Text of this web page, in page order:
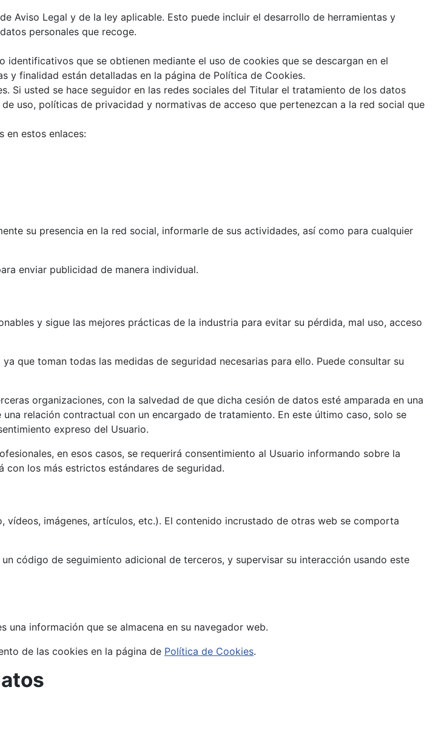
Aviso Legal y de la ley aplicable. Esto puede incluir el desarrollo de herramientas y
personales que recoge.
que se obtienen mediante el uso de cookies que se descargan en el
y finalidad están detalladas en la página de Política de Cookies.
Si usted se hace seguidor en las redes sociales del Titular el tratamiento de los datos
uso, políticas de privacidad y normativas de acceso que pertenezcan a la red social que
en estos enlaces:
su presencia en la red social, informarle de sus actividades, así como para cualquier
enviar publicidad de manera individual.
y sigue las mejores prácticas de la industria para evitar su pérdida, mal uso, acceso
que toman todas las medidas de seguridad necesarias para ello. Puede consultar su
organizaciones, con la salvedad de que dicha cesión de datos esté amparada en una
relación contractual con un encargado de tratamiento. En este último caso, solo se
expreso del Usuario.
en esos casos, se requerirá consentimiento al Usuario informando sobre la
los más estrictos estándares de seguridad.
imágenes, artículos, etc.). El contenido incrustado de otras web se comporta
código de seguimiento adicional de terceros, y supervisar su interacción usando este
información que se almacena en su navegador web.
de las cookies en la página de Política de Cookies.